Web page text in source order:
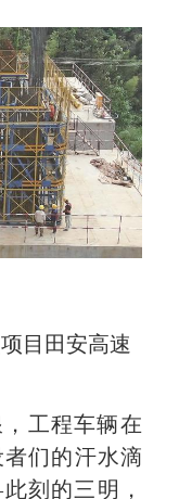
目田安高速
工程车辆在
们的汗水滴
刻的三明，